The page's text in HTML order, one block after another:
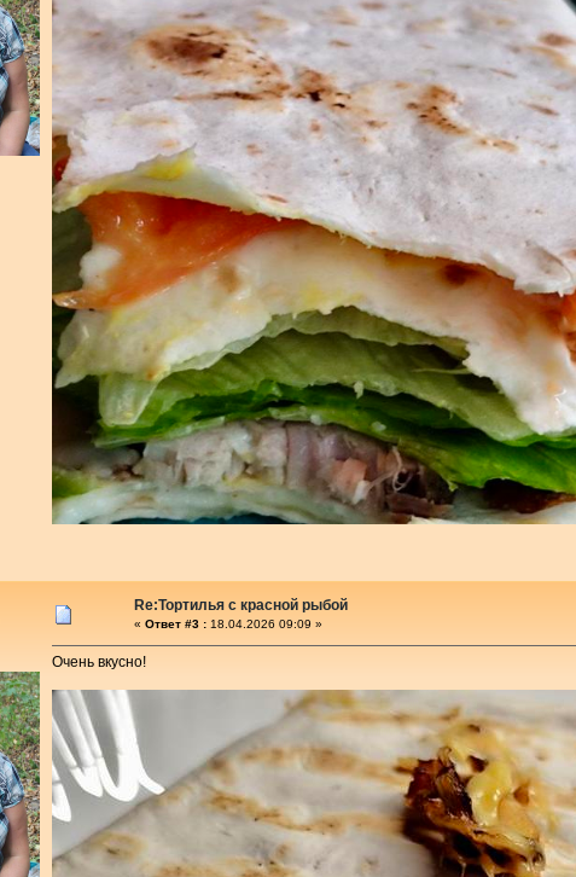
Re:Тортилья с красной рыбой
« Ответ #3 : 18.04.2026 09:09 »
Очень вкусно!